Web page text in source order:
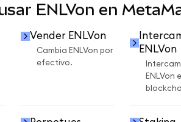
ENLVon en
Vender ENLVon
Cambia ENLVon por
efectivo.
ENLVon
ENLVon